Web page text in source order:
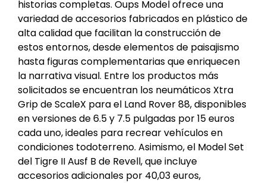
historias completas. Oups Model ofrece una
variedad de accesorios fabricados en plástico de
alta calidad que facilitan la construcción de
estos entornos, desde elementos de paisajismo
hasta figuras complementarias que enriquecen
la narrativa visual. Entre los productos más
solicitados se encuentran los neumáticos Xtra
Grip de ScaleX para el Land Rover 88, disponibles
en versiones de 6.5 y 7.5 pulgadas por 15 euros
cada uno, ideales para recrear vehículos en
condiciones todoterreno. Asimismo, el Model Set
del Tigre II Ausf B de Revell, que incluye
accesorios adicionales por 40,03 euros,